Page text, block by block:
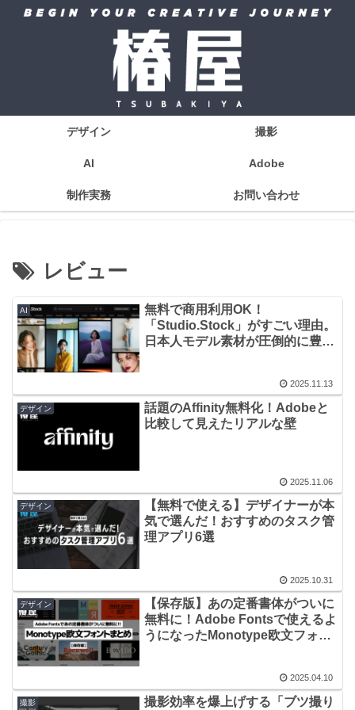
デザイン 撮影
AI Adobe
制作実務 お問い合わせ
レビュー
AI
無料で商用利用OK！
「Studio.Stock」がすごい理由。
日本人モデル素材が圧倒的に豊
2025.11.13
デザイン
話題のAffinity無料化！Adobeと
比較して見えたリアルな壁
2025.11.06
デザイン
【無料で使える】デザイナーが本
気で選んだ！おすすめのタスク管
理アプリ6選
2025.10.31
デザイン
【保存版】あの定番書体がついに
無料に！Adobe Fontsで使えるよ
うになったMonotype欧文フォン
2025.04.10
撮影 撮影効率を爆上げする「ブツ撮り